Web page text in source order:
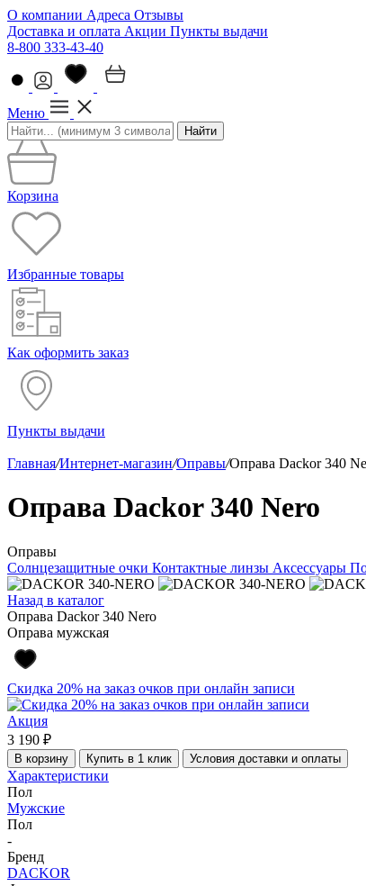
О компании Адреса Отзывы
Доставка и оплата Акции Пункты выдачи
8-800 333-43-40
Меню
Найти
Корзина
Избранные товары
Как оформить заказ
Пункты выдачи
Главная/Интернет-магазин/Оправы/Оправа Dackor 340
Оправа Dackor 340 Nero
Оправы
Солнцезащитные очки Контактные линзы Аксессуары
Назад в каталог
Оправа Dackor 340 Nero
Оправа мужская
Скидка 20% на заказ очков при онлайн записи
Акция
3 190 ₽
В корзину Купить в 1 клик Условия доставки и оплаты
Характеристики
Пол
Мужские
Пол
-
Бренд
DACKOR